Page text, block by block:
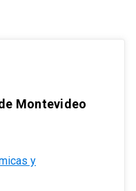
Montevideo
y